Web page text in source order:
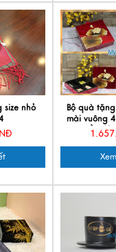
size nhỏ
Bộ quà
mài vuông
Nền đỏ